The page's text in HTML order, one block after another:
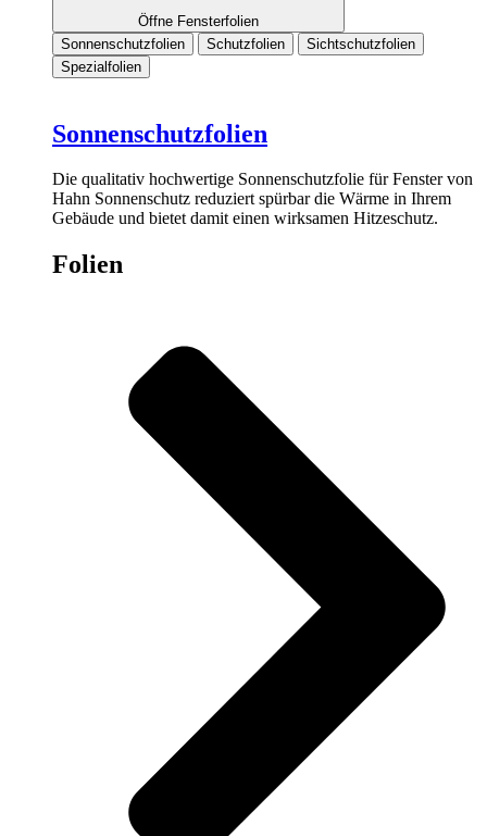
Öffne Fensterfolien
Sonnenschutzfolien
Schutzfolien
Sichtschutzfolien
Spezialfolien
Sonnenschutzfolien
Die qualitativ hochwertige Sonnenschutzfolie für Fenster von
Hahn Sonnenschutz reduziert spürbar die Wärme in Ihrem
Gebäude und bietet damit einen wirksamen Hitzeschutz.
Folien